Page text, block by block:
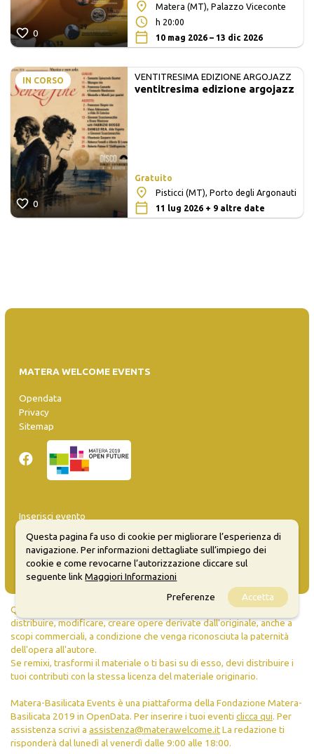
0
Matera (MT), Palazzo Viceconte
h 20:00
10 mag 2026 – 13 dic 2026
IN CORSO
0
VENTITRESIMA EDIZIONE ARGOJAZZ
ventitresima edizione argojazz
Gratuito
Pisticci (MT), Porto degli Argonauti
11 lug 2026 + 9 altre date
MATERA WELCOME EVENTS
Opendata
Privacy
Sitemap
Inserisci evento
FAQ
info@materaevents.it
Quanto realizzato è sottoposto a licenza CC-BY-SA che permette di
distribuire, modificare, creare opere derivate dall'originale, anche a
scopi commerciali, a condizione che venga riconosciuta la paternità
dell'opera all'autore.
Se remixi, trasformi il materiale o ti basi su di esso, devi distribuire i
tuoi contributi con la stessa licenza del materiale originario.
Matera-Basilicata Events è una piattaforma della Fondazione Matera-
Basilicata 2019 in OpenData. Per inserire i tuoi eventi clicca qui. Per
assistenza scrivi a assistenza@materawelcome.itLa redazione ti
risponderà dal lunedì al venerdì dalle 9:00 alle 18:00.
Questa pagina fa uso di cookie per migliorare l’esperienza di
navigazione. Per informazioni dettagliate sull’impiego dei
cookie e come revocarne l’autorizzazione cliccare sul
seguente linkMaggiori Informazioni
Preferenze
Accetta